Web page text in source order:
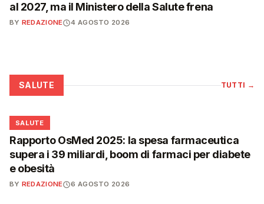
al 2027, ma il Ministero della Salute frena
BY REDAZIONE 4 AGOSTO 2026
SALUTE TUTTI →
❤️
SALUTE
Rapporto OsMed 2025: la spesa farmaceutica
supera i 39 miliardi, boom di farmaci per diabete
e obesità
BY REDAZIONE 6 AGOSTO 2026